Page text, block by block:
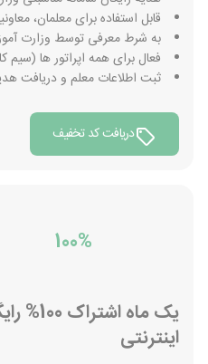
قابل استفاده برای معلمان،
به شرط معرفی توسط وزارت
فعال برای همه اپراتور ها (سیم
ثبت اطلاعات معلم و دریافت
دریافت کد تخفیف
100%
یک ماه
اینترنتی